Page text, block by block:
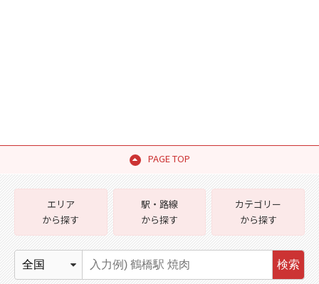
PAGE TOP
エリア
から探す
駅・路線
から探す
カテゴリー
から探す
検索